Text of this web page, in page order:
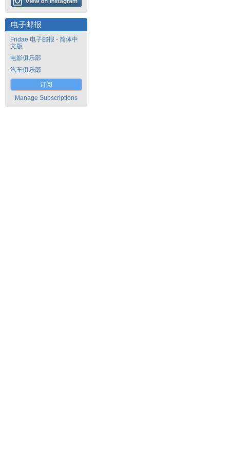
电子邮报
Fridae 电子邮报 - 简体中
文版
电影俱乐部
汽车俱乐部
订阅
Manage Subscriptions